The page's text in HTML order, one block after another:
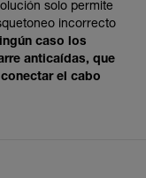
solo permite
incorrecto
caso los
anticaídas, que
el cabo